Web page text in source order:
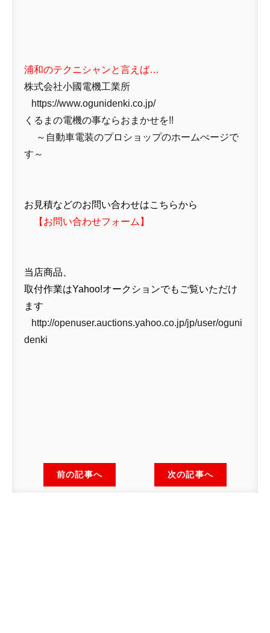
浦和のテクニシャンと言えば…
株式会社小國電機工業所
https://www.ogunidenki.co.jp/
くるまの電機の事ならおまかせを!!
～自動車電装のプロショップのホームぺージで
す～
お見積などのお問い合わせはこちらから
【 お問い合わせフォーム 】
当店商品、
取付作業はYahoo!オークションでもご覧いただけ
ます
http://openuser.auctions.yahoo.co.jp/jp/user/oguni
denki
前の記事へ 次の記事へ